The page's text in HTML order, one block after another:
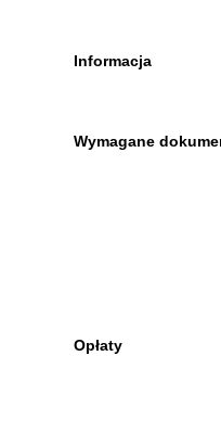
Informacja
Wymagane
Opłaty